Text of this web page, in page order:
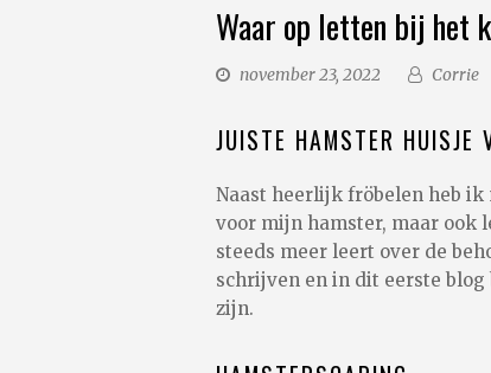
Waar op letten bij het
november 23, 2022 Corrie
JUISTE HAMSTER HUISJE
Naast heerlijk fröbelen heb ik
voor mijn hamster, maar ook
steeds meer leert over de
schrijven en in dit eerste
zijn.